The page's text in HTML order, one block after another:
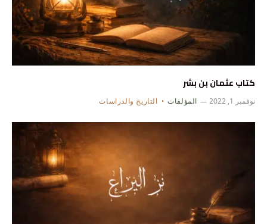
كتاب عثمان بن بشر
نوفمبر 1, 2022 المؤلفات التاريخ والدراسات